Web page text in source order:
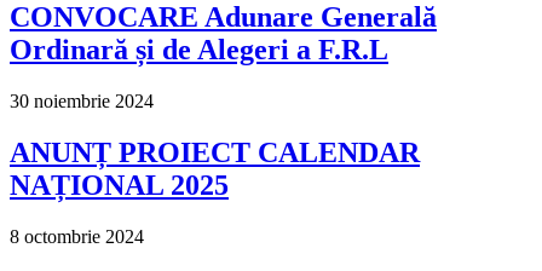
CONVOCARE Adunare Generală
Ordinară și de Alegeri a F.R.L
30 noiembrie 2024
ANUNȚ PROIECT CALENDAR
NAȚIONAL 2025
8 octombrie 2024